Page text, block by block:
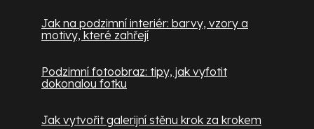
Jak na podzimní interiér: barvy, vzory a
motivy, které zahřejí
Podzimní fotoobraz: tipy, jak vyfotit
dokonalou fotku
Jak vytvořit galerijní stěnu krok za krokem